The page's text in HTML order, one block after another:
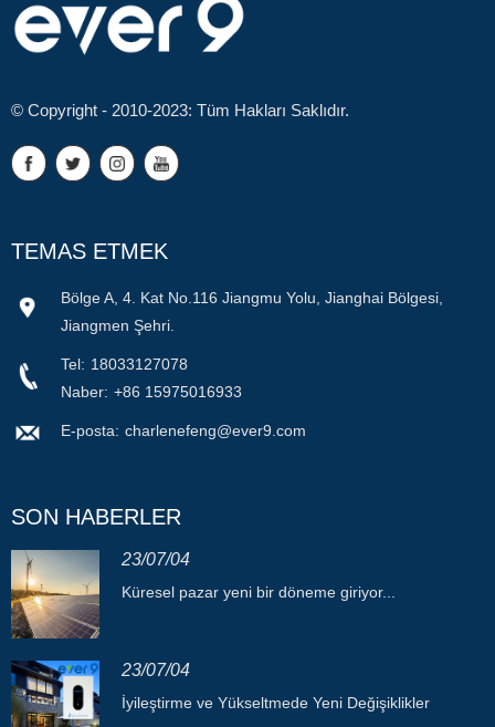
© Copyright - 2010-2023: Tüm Hakları Saklıdır.
TEMAS ETMEK
Bölge A, 4. Kat No.116 Jiangmu Yolu, Jianghai Bölgesi,
Jiangmen Şehri.
Tel: 18033127078
Naber: +86 15975016933
E-posta: charlenefeng@ever9.com
SON HABERLER
23/07/04
Küresel pazar yeni bir döneme giriyor...
23/07/04
İyileştirme ve Yükseltmede Yeni Değişiklikler